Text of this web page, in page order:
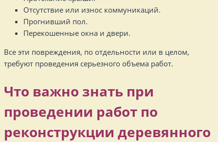
Отсутствие или износ коммуникаций.
Прогнивший пол.
Перекошенные окна и двери.
Все эти повреждения, по отдельности или в целом,
требуют проведения серьезного объема работ.
Что важно знать при
проведении работ по
реконструкции деревянного